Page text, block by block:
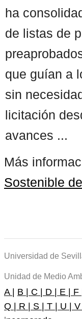
ha
de listas de
que guían a
sin
licitación
avances ...
Más
Sostenible
Universidad de
Unidad de Medio
A | B | C | D | E | F
Q | R | S | T | U | V